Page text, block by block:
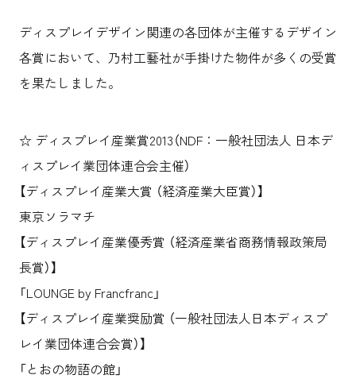
お問い合わせ
JP EN CN
乃村工藝社の実績紹介を中心に発信しております
空間づくりのプロセスをお届けしております
ディスプレイデザイン関連の各団体が主催するデザイン
各賞において、乃村工藝社が手掛けた物件が多くの受賞
を果たしました。
☆ ディスプレイ産業賞2013（NDF：一般社団法人 日本デ
ィスプレイ業団体連合会主催）
【ディスプレイ産業大賞 （経済産業大臣賞）】
東京ソラマチ
【ディスプレイ産業優秀賞 （経済産業省商務情報政策局
長賞）】
「LOUNGE by Francfranc」
【ディスプレイ産業奨励賞 （一般社団法人日本ディスプ
レイ業団体連合会賞）】
「とおの物語の館」